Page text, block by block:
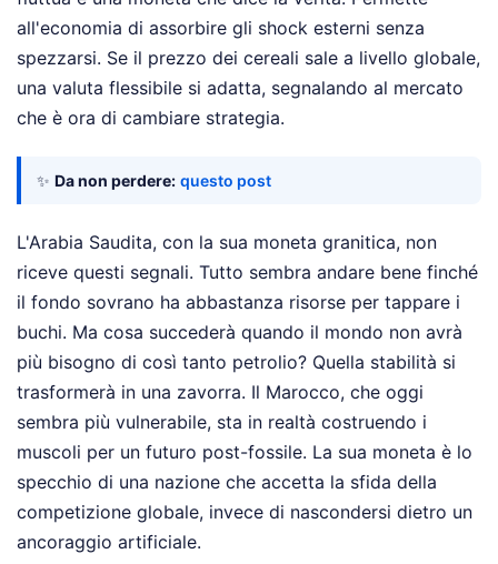
all'economia di assorbire gli shock esterni senza
spezzarsi. Se il prezzo dei cereali sale a livello globale,
una valuta flessibile si adatta, segnalando al mercato
che è ora di cambiare strategia.
✨ Da non perdere: questo post
L'Arabia Saudita, con la sua moneta granitica, non
riceve questi segnali. Tutto sembra andare bene finché
il fondo sovrano ha abbastanza risorse per tappare i
buchi. Ma cosa succederà quando il mondo non avrà
più bisogno di così tanto petrolio? Quella stabilità si
trasformerà in una zavorra. Il Marocco, che oggi
sembra più vulnerabile, sta in realtà costruendo i
muscoli per un futuro post-fossile. La sua moneta è lo
specchio di una nazione che accetta la sfida della
competizione globale, invece di nascondersi dietro un
ancoraggio artificiale.